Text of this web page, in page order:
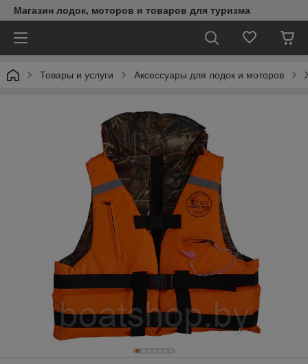
Магазин лодок, моторов и товаров для туризма
Товары и услуги Аксессуары для лодок и моторов